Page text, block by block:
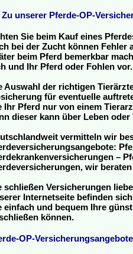
Zu unserer Pferde-OP-
Sie beim Kauf eines
bei der Zucht können Fehler
beim Pferd bemerkbar
und Ihr Pferd oder Fohlen vor.
Auswahl der richtigen
für eventuelle
Ihr Pferd nur von einem
dieser kann über Leben
vermitteln wir
–
wir
schließen Versicherungen
Internetseite befinden
einfach und bequem Ihre
können.
OP-Versicherungsangebote